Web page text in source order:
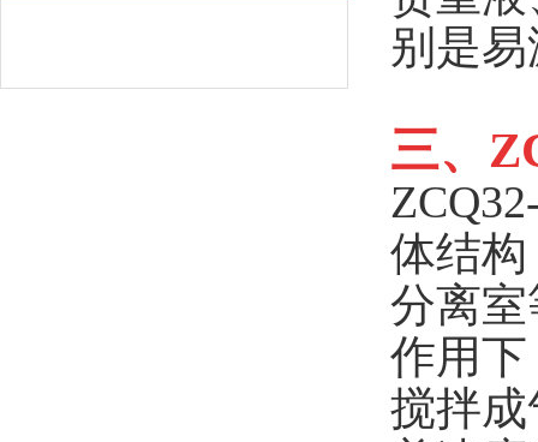
别是
三、
体结
分离
作用
搅拌